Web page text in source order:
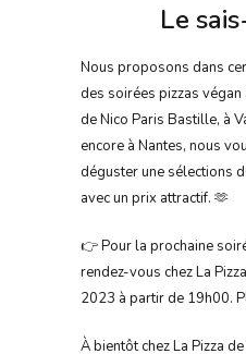
Le
Nous proposons dans
des soirées pizzas végan
de Nico Paris Bastille, à
encore à Nantes, nous
déguster une sélections
avec un prix attractif. 🫶
👉 Pour la prochaine
rendez-vous chez La
2023 à partir de 19h00.
À bientôt chez La Pizza de